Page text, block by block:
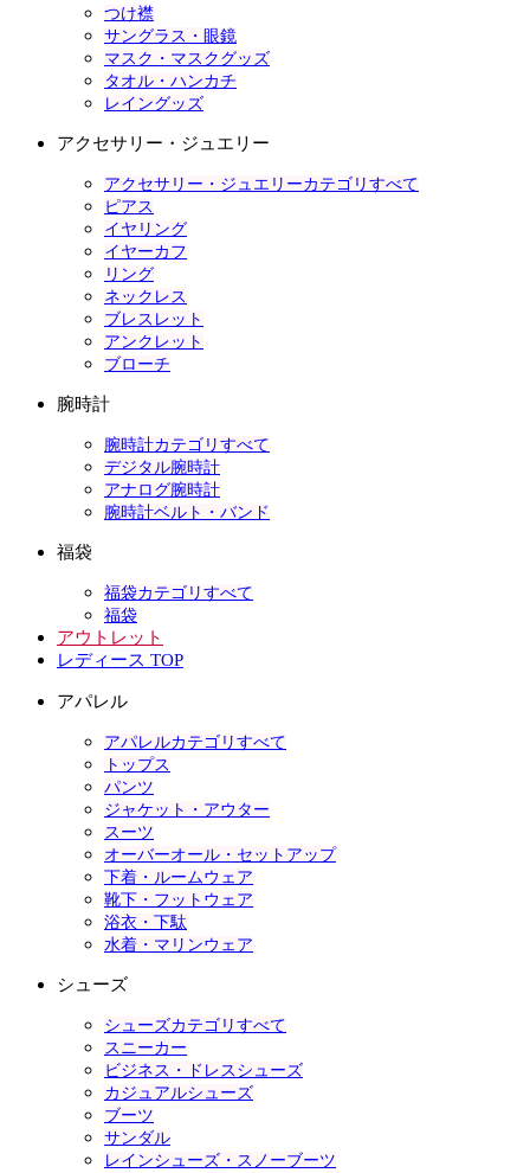
つけ襟
サングラス・眼鏡
マスク・マスクグッズ
タオル・ハンカチ
レイングッズ
アクセサリー・ジュエリー
アクセサリー・ジュエリーカテゴリすべて
ピアス
イヤリング
イヤーカフ
リング
ネックレス
ブレスレット
アンクレット
ブローチ
腕時計
腕時計カテゴリすべて
デジタル腕時計
アナログ腕時計
腕時計ベルト・バンド
福袋
福袋カテゴリすべて
福袋
アウトレット
レディース TOP
アパレル
アパレルカテゴリすべて
トップス
パンツ
ジャケット・アウター
スーツ
オーバーオール・セットアップ
下着・ルームウェア
靴下・フットウェア
浴衣・下駄
水着・マリンウェア
シューズ
シューズカテゴリすべて
スニーカー
ビジネス・ドレスシューズ
カジュアルシューズ
ブーツ
サンダル
レインシューズ・スノーブーツ